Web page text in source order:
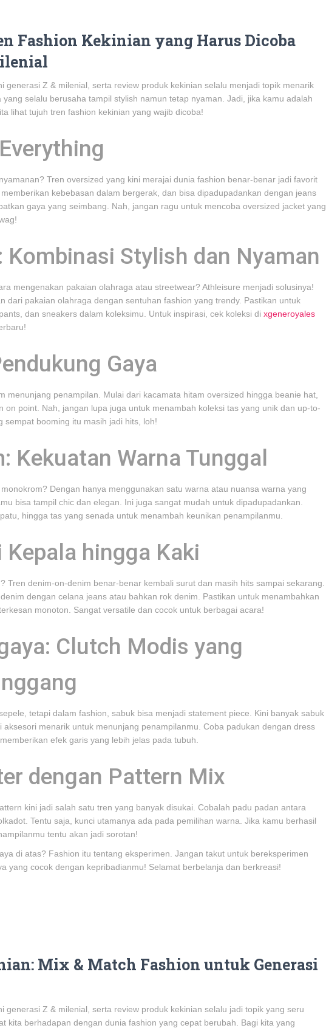
Fashion Kekinian yang Harus Dicoba
generasi Z & milenial, serta review produk kekinian selalu menjadi topik menarik
selalu berusaha tampil stylish namun tetap nyaman. Jadi, jika kamu adalah
lihat tujuh tren fashion kekinian yang wajib dicoba!
Tren oversized yang kini merajai dunia fashion benar-benar jadi favorit
kebebasan dalam bergerak, dan bisa dipadupadankan dengan jeans
gaya yang seimbang. Nah, jangan ragu untuk mencoba oversized jacket yang
Kombinasi Stylish dan Nyaman
mengenakan pakaian olahraga atau streetwear? Athleisure menjadi solusinya!
dari pakaian olahraga dengan sentuhan fashion yang trendy. Pastikan untuk
dan sneakers dalam koleksimu. Untuk inspirasi, cek koleksi di xgeneroyales
Gaya
menunjang penampilan. Mulai dari kacamata hitam oversized hingga beanie hat,
on point. Nah, jangan lupa juga untuk menambah koleksi tas yang unik dan up-to-
sempat booming itu masih jadi hits, loh!
Kekuatan Warna Tunggal
Dengan hanya menggunakan satu warna atau nuansa warna yang
bisa tampil chic dan elegan. Ini juga sangat mudah untuk dipadupadankan.
hingga tas yang senada untuk menambah keunikan penampilanmu.
Kepala hingga Kaki
Tren denim-on-denim benar-benar kembali surut dan masih hits sampai sekarang.
dengan celana jeans atau bahkan rok denim. Pastikan untuk menambahkan
monoton. Sangat versatile dan cocok untuk berbagai acara!
Clutch Modis yang
tetapi dalam fashion, sabuk bisa menjadi statement piece. Kini banyak sabuk
menarik untuk menunjang penampilanmu. Coba padukan dengan dress
efek garis yang lebih jelas pada tubuh.
dengan Pattern Mix
kini jadi salah satu tren yang banyak disukai. Cobalah padu padan antara
Tentu saja, kunci utamanya ada pada pemilihan warna. Jika kamu berhasil
tentu akan jadi sorotan!
di atas? Fashion itu tentang eksperimen. Jangan takut untuk bereksperimen
yang cocok dengan kepribadianmu! Selamat berbelanja dan berkreasi!
Mix & Match Fashion untuk Generasi
generasi Z & milenial, serta review produk kekinian selalu jadi topik yang seru
kita berhadapan dengan dunia fashion yang cepat berubah. Bagi kita yang